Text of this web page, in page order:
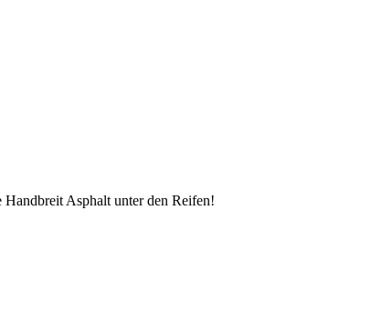
Handbreit Asphalt unter den Reifen!